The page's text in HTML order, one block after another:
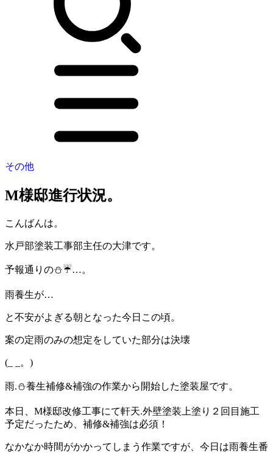
その他
M様邸進行状況。
こんばんは。
水戸部塗装工事部主任の大津です。
予報通りの⛄☔…。
雨養生が…
と不安がよぎる朝となった今日この頃。
案の定雨のみの想定をしていた部分は決壊
(_ _。)
雨.⛄養生補修&補強の作業から開始した塗装屋です。
本日、M様邸改修工事にて軒天.外壁塗装上塗り２回目施工
予定だったため、補修&補強は必須！
なかなか時間がかかってしまう作業ですが、今日は雨養生番